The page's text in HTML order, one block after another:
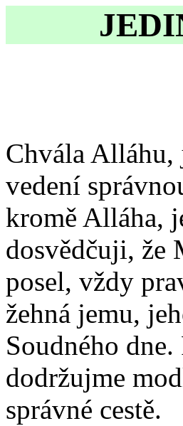
Chvála Alláhu,
vedení
kromě Alláha,
dosvědčuji, že
posel, vždy
žehná jemu,
Soudného
dodržujme
správné cestě.